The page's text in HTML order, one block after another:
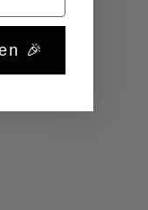
kr.)
🎉